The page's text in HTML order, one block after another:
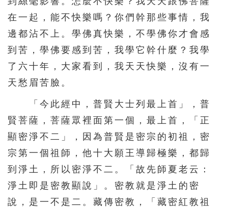
在一起，能不快樂嗎？你們幹那些事情，我
邊都沾不上。學佛真快樂，不學佛你才會感
到苦，學佛要感到苦，我學它幹什麼？我學
了六十年，大家看到，我天天快樂，沒有一
天愁眉苦臉。
「今此經中，普賢大士列最上首」，普
賢菩薩，菩薩眾裡面第一個，最上首，「正
顯密淨不二」，因為普賢是密宗的初祖，密
宗第一個祖師，他十大願王導歸極樂，都歸
到淨土，所以密淨不二。「故先師夏老云：
淨土即是密教顯說」。密教就是淨土的密
說，是一不是二。藏傳密教，「藏密紅教祖